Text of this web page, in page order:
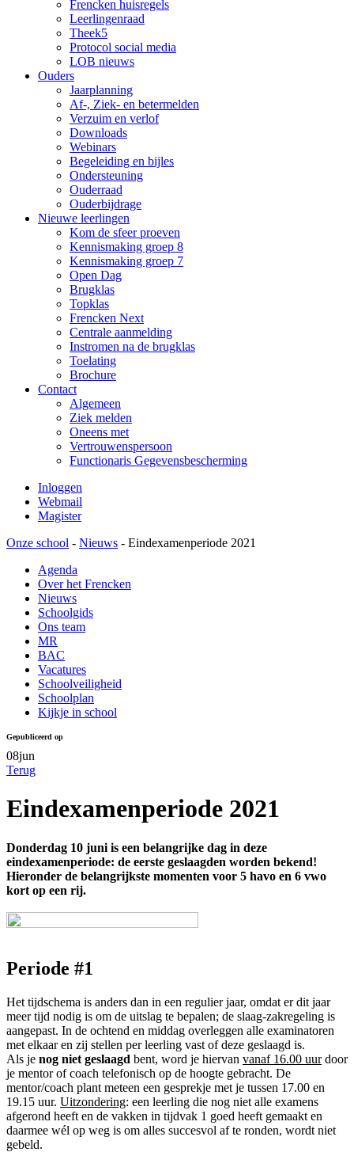
Frencken huisregels
Leerlingenraad
Theek5
Protocol social media
LOB nieuws
Ouders
Jaarplanning
Af-, Ziek- en betermelden
Verzuim en verlof
Downloads
Webinars
Begeleiding en bijles
Ondersteuning
Ouderraad
Ouderbijdrage
Nieuwe leerlingen
Kom de sfeer proeven
Kennismaking groep 8
Kennismaking groep 7
Open Dag
Brugklas
Topklas
Frencken Next
Centrale aanmelding
Instromen na de brugklas
Toelating
Brochure
Contact
Algemeen
Ziek melden
Oneens met
Vertrouwenspersoon
Functionaris Gegevensbescherming
Inloggen
Webmail
Magister
Onze school - Nieuws - Eindexamenperiode 2021
Agenda
Over het Frencken
Nieuws
Schoolgids
Ons team
MR
BAC
Vacatures
Schoolveiligheid
Schoolplan
Kijkje in school
Gepubliceerd op
08jun
Terug
Eindexamenperiode 2021
Donderdag 10 juni is een belangrijke dag in deze
eindexamenperiode: de eerste geslaagden worden bekend!
Hieronder de belangrijkste momenten voor 5 havo en 6 vwo
kort op een rij.
Periode #1
Het tijdschema is anders dan in een regulier jaar, omdat er dit jaar
meer tijd nodig is om de uitslag te bepalen; de slaag-zakregeling is
aangepast. In de ochtend en middag overleggen alle examinatoren
met elkaar en zij stellen per leerling vast of deze geslaagd is.
Als je nog niet geslaagd bent, word je hiervan vanaf 16.00 uurdoor
je mentor of coach telefonisch op de hoogte gebracht. De
mentor/coach plant meteen een gesprekje met je tussen 17.00 en
19.15 uur. Uitzondering: een leerling die nog niet alle examens
afgerond heeft en de vakken in tijdvak 1 goed heeft gemaakt en
daarmee wél op weg is om alles succesvol af te ronden, wordt niet
gebeld.